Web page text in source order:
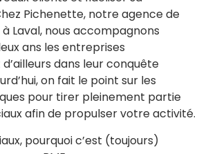
Pichenette, notre agence de
Laval, nous accompagnons
ans les entreprises
dans leur conquête
on fait le point sur les
pour tirer pleinement partie
afin de propulser votre activité.
pourquoi c’est (toujours)